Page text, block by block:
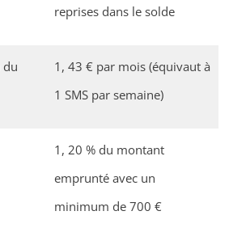
reprises dans le solde
du
1, 43 € par mois (équivaut à
1 SMS par semaine)
1, 20 % du montant
emprunté avec un
minimum de 700 €